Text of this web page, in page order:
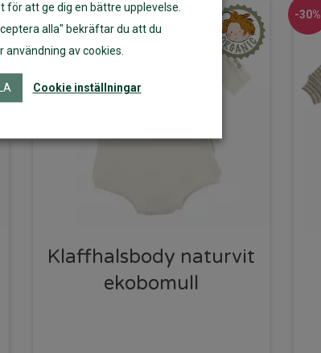
-20%
Klaffhalsbody naturvit
ekobomull
-30%
att ge dig en bättre upplevelse.
alla" bekräftar du att du
användning av cookies.
Cookie inställningar